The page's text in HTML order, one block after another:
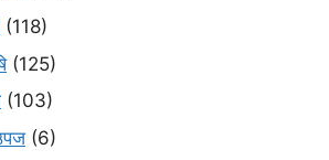
(118)
(125)
(103)
(6)